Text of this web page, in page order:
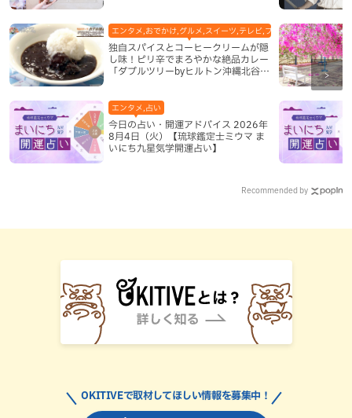
独自スパイスとコーヒークリームが隠
し味！ピリ辛でまろやかな絶品カレー
「ダブルツリーbyヒルトン沖縄北谷リ
エンタメ,おでかけ,グルメ,スイーツ,テレビ,ブッフェ・バイキング,
今日の占い・開運アドバイス 2026年
8月4日（火）【琉球鑑定士ミウマ ま
いにち九星気学開運占い】
エンタメ,占い
Recommended by
OKITIVEで取材してほしい情報を募集中！